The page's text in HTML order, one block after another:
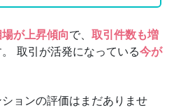
が上昇傾向で、 取引件数も増
取引が活発になっている今が
ョンの評価はまだありませ